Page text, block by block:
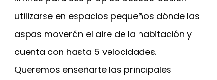
utilizarse en espacios pequeños dónde las
aspas moverán el aire de la habitación y
cuenta con hasta 5 velocidades.
Queremos enseñarte las principales